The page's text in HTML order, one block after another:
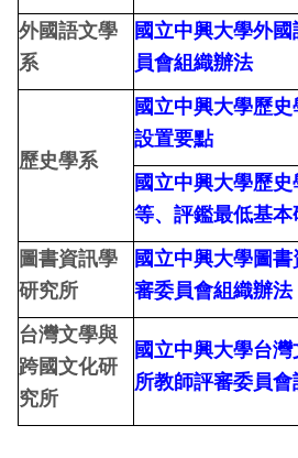
外國語文學
系
國立中興大學外
員會組織辦法
歷史學系
國立中興大學歷
設置要點
國立中興大學歷
等、評鑑最低基本
圖書資訊學
研究所
國立中興大學圖
審委員會組織辦法
台灣文學與
跨國文化研
究所
國立中興大學台
所教師評審委員